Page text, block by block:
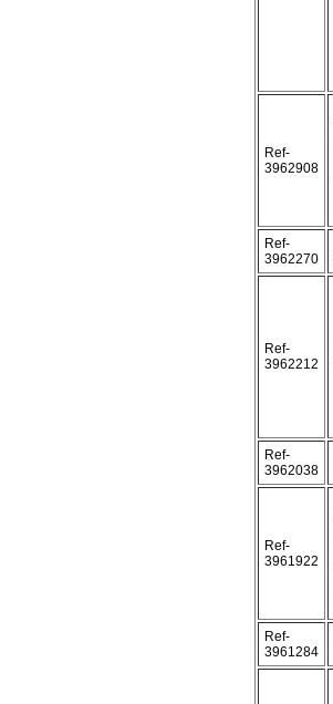
Ref-
3962908
Ref-
3962270
Ref-
3962212
Ref-
3962038
Ref-
3961922
Ref-
3961284